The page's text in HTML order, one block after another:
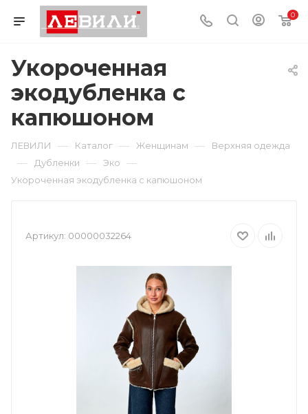
0
Укороченная
экодубленка с
капюшоном
ЛЕВИЛИ — Каталог — Женщинам — Верхняя одежда
— Дубленки — Эко —
Укороченная экодубленка с капюшоном
Артикул: 00000032264